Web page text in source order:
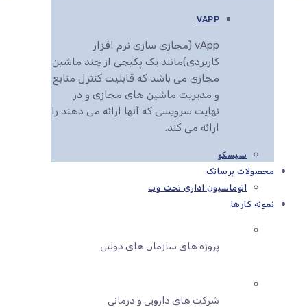
VAPP
vApp (مجازی سازی نرم افزار
کاربردی)مانند یک پکیجی از چند ماشین
مجازی می باشد که قابلیت کنترل منابع
و مدیریت ماشین های مجازی و در
نهایت سرویسی که آنها ارائه می دهند را
ارائه می کند.
سیسکو
محصولات پرساتک
اتوماسیون اداری تحت وب
نمونه کارها
پروژه های سازمان های دولتی
شرکت های دارویی و درمانی